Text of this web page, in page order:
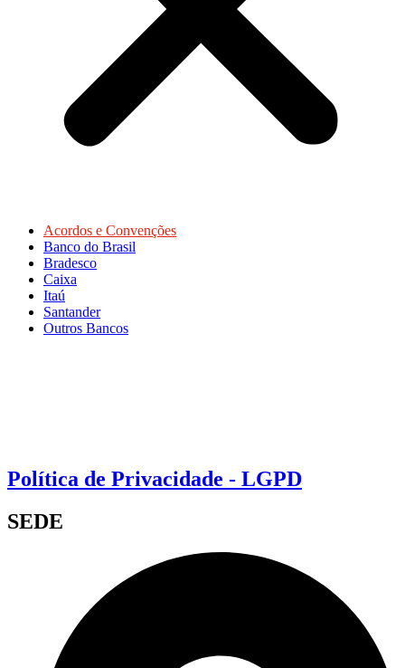
Acordos e Convenções
Banco do Brasil
Bradesco
Caixa
Itaú
Santander
Outros Bancos
Política de Privacidade - LGPD
SEDE